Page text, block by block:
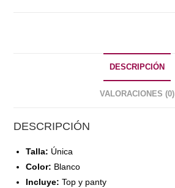
DESCRIPCIÓN
VALORACIONES (0)
DESCRIPCIÓN
Talla: Única
Color: Blanco
Incluye: Top y panty